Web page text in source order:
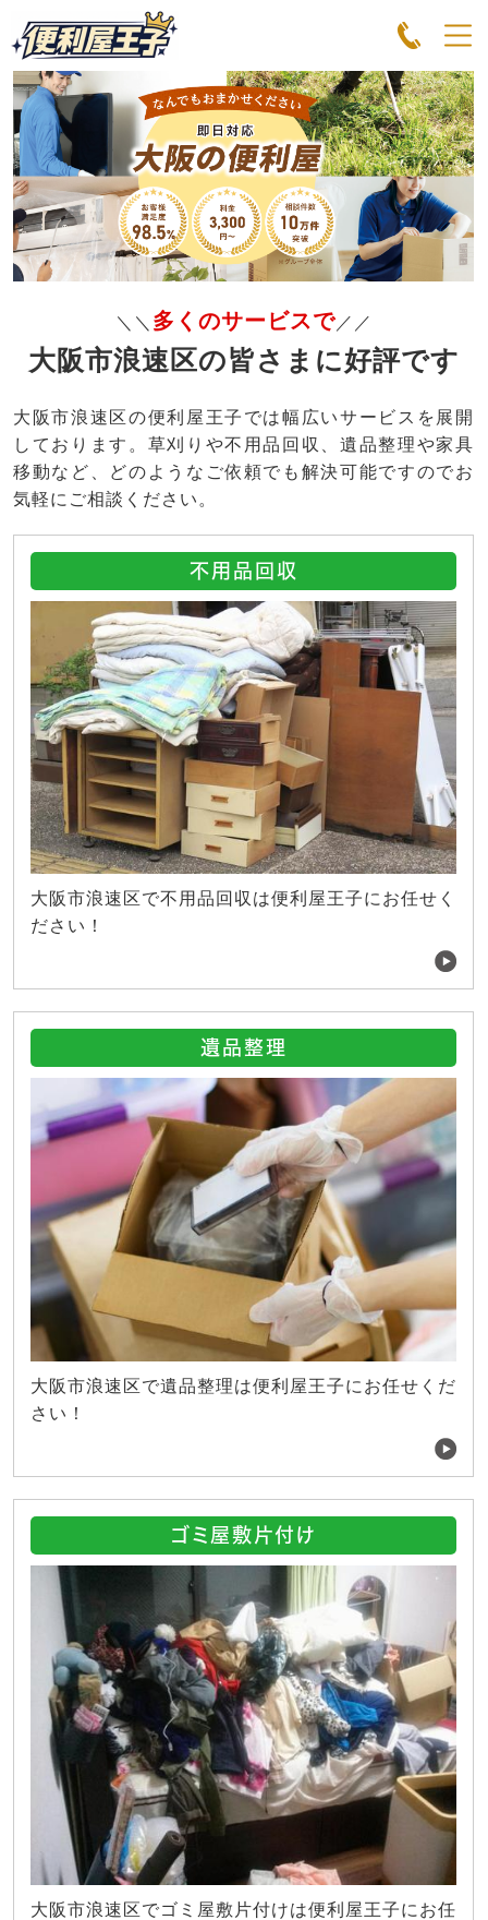
＼＼ 多くのサービスで／／
大阪市浪速区の皆さまに好評です
大阪市浪速区の便利屋王子では幅広いサービスを展開
しております。草刈りや不用品回収、遺品整理や家具
移動など、どのようなご依頼でも解決可能ですのでお
気軽にご相談ください。
不用品回収
大阪市浪速区で不用品回収は便利屋王子にお任せく
ださい！
遺品整理
大阪市浪速区で遺品整理は便利屋王子にお任せくだ
さい！
ゴミ屋敷片付け
大阪市浪速区でゴミ屋敷片付けは便利屋王子にお任